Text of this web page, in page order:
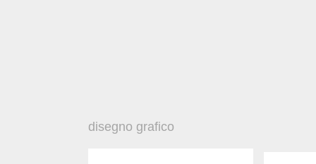
disegno grafico